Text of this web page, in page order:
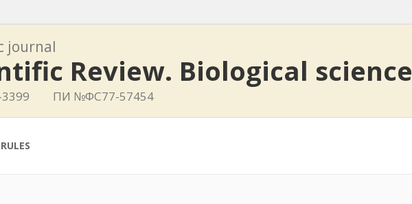
journal
Review. Biological science
3399 ПИ №ФС77-57454
RULES